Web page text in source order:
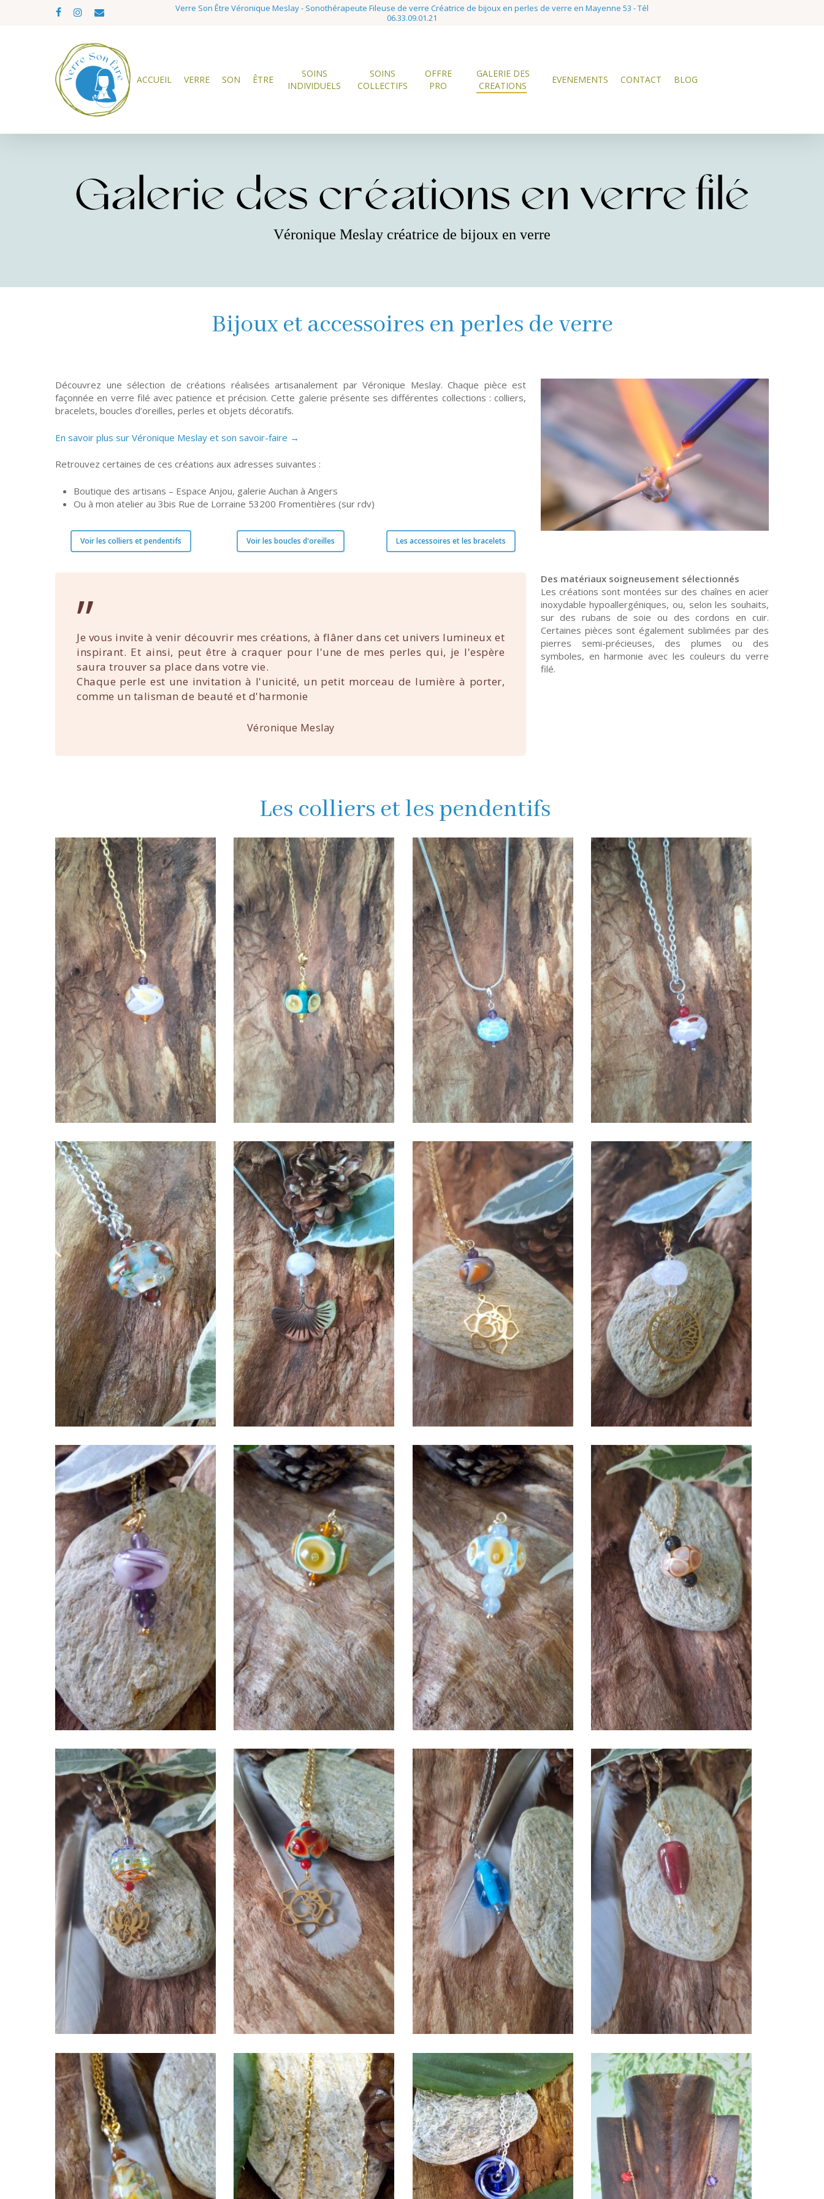
facebookinstagram
email
Verre Son Être Véronique Meslay - Sonothérapeute Fileuse de verre Créatrice de bijoux en perles de verre en Mayenne 53 - Tél
06.33.09.01.21
ACCUEIL VERRE SON ÊTRE
SOINS
INDIVIDUELS
SOINS
COLLECTIFS
OFFRE
PRO
GALERIE DES
CREATIONS
EVENEMENTS CONTACT BLOG
Galerie des créations en verre filé
Véronique Meslay créatrice de bijoux en verre
Bijoux et accessoires en perles de verre
Découvrez une sélection de créations réalisées artisanalement par Véronique Meslay. Chaque pièce est
façonnée en verre filé avec patience et précision. Cette galerie présente ses différentes collections : colliers,
bracelets, boucles d’oreilles, perles et objets décoratifs.
En savoir plus sur Véronique Meslay et son savoir-faire →
Retrouvez certaines de ces créations aux adresses suivantes :
Boutique des artisans – Espace Anjou, galerie Auchan à Angers
Ou à mon atelier au 3bis Rue de Lorraine 53200 Fromentières (sur rdv)
Voir les colliers et pendentifs Voir les boucles d'oreilles Les accessoires et les bracelets
”
Je vous invite à venir découvrir mes créations, à flâner dans cet univers lumineux et
inspirant. Et ainsi, peut être à craquer pour l'une de mes perles qui, je l'espère
saura trouver sa place dans votre vie.
Chaque perle est une invitation à l'unicité, un petit morceau de lumière à porter,
comme un talisman de beauté et d'harmonie
Véronique Meslay
Des matériaux soigneusement sélectionnés
Les créations sont montées sur des chaînes en acier
inoxydable hypoallergéniques, ou, selon les souhaits,
sur des rubans de soie ou des cordons en cuir.
Certaines pièces sont également sublimées par des
pierres semi-précieuses, des plumes ou des
symboles, en harmonie avec les couleurs du verre
filé.
Les colliers et les pendentifs